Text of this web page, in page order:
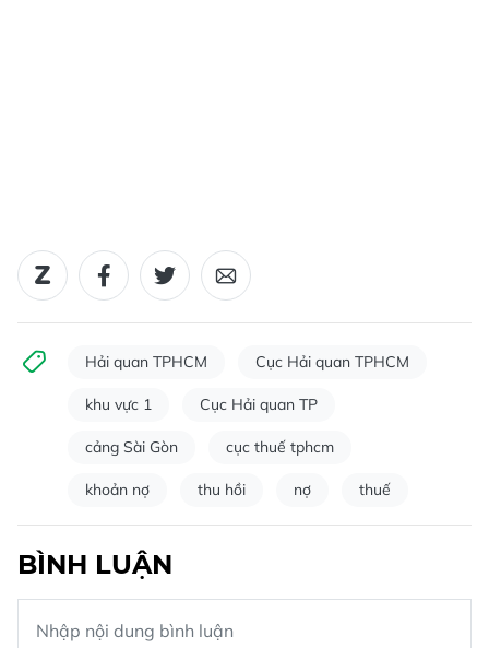
Hải quan TPHCM Cục Hải quan TPHCM
khu vực 1 Cục Hải quan TP
cảng Sài Gòn cục thuế tphcm
khoản nợ thu hồi nợ thuế
BÌNH LUẬN